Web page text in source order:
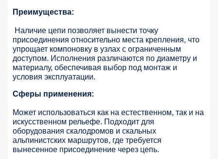
Преимущества:
Наличие цепи позволяет вынести точку
присоединения относительно места крепления, что
упрощает компоновку в узлах с ограниченным
доступом. Исполнения различаются по диаметру и
материалу, обеспечивая выбор под монтаж и
условия эксплуатации.
Сферы применения:
Может использоваться как на естественном, так и на
искусственном рельефе. Подходит для
оборудования скалодромов и скальных
альпинистских маршрутов, где требуется
вынесенное присоединение через цепь.